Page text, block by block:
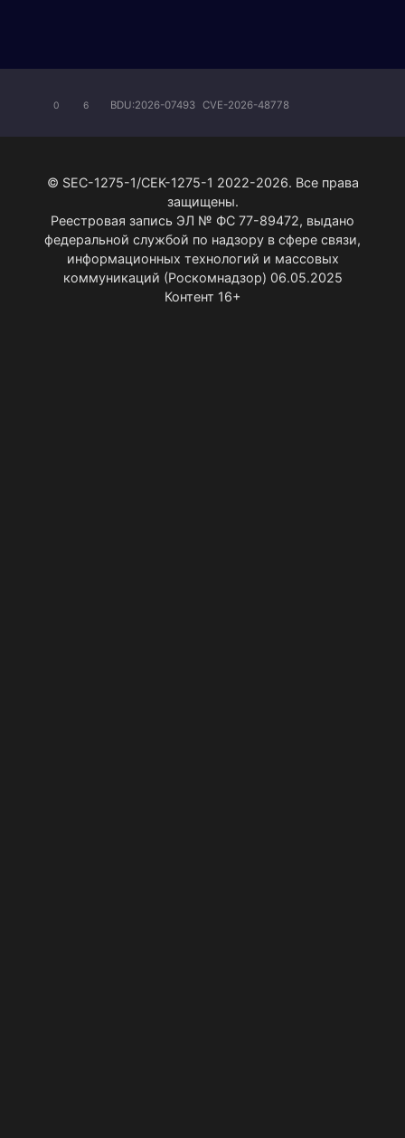
0 6 BDU:2026-07493 CVE-2026-48778
© SEC-1275-1/СЕК-1275-1 2022-2026. Все права
защищены.
Реестровая запись ЭЛ № ФС 77-89472, выдано
федеральной службой по надзору в сфере связи,
информационных технологий и массовых
коммуникаций (Роскомнадзор) 06.05.2025
Контент 16+